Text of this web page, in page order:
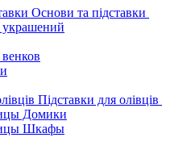
Основи та підставки
Підставки для олівців
Домики
Шкафы